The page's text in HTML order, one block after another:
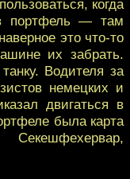
когда
портфель — там
это что-то
их забрать.
Водителя за
немецких и
двигаться в
была карта